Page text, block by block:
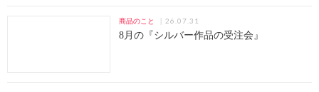
商品のこと 26.07.31
8月の『シルバー作品の受注会』